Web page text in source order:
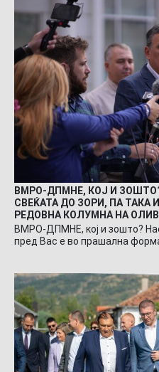
ВМРО-ДПМНЕ, КОЈ И
СВЕЌАТА ДО ЗОРИ, ПА ТАКА
РЕДОВНА КОЛУМНА НА
ВМРО-ДПМНЕ, кој и зошто?
пред Вас е во прашална